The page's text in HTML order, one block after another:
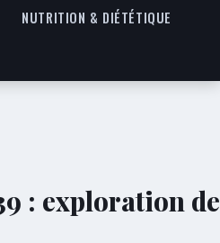
NUTRITION & DIÉTÉTIQUE
: exploration